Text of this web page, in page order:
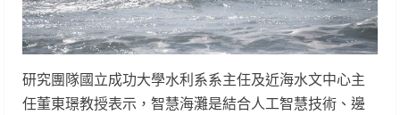
研究團隊國立成功大學水利系系主任及近海水文中心主
任董東璟教授表示，智慧海灘是結合人工智慧技術、邊